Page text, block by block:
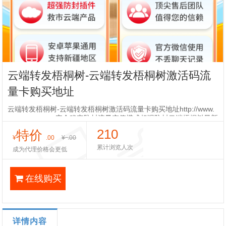
云端转发梧桐树-云端转发梧桐树激活码流
量卡购买地址
云端转发梧桐树-云端转发梧桐树激活码流量卡购买地址http://www.
wutongtree.top安全稳定防封流量充值模式超强防封云端梧桐树最新
协议打造不封号云端奇迹收藏转发朋友圈/―键转发图文视频
¥特价 .00 ¥ .00
成为代理价格会更低
210
累计浏览人次
在线购买
详情内容